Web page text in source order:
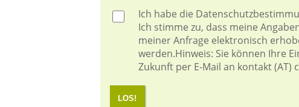
Ich habe die
Ich stimme zu, dass meine
meiner Anfrage elektronisch
werden.Hinweis: Sie können Ihre
Zukunft per E-Mail an kontakt
LOS!